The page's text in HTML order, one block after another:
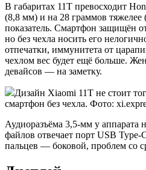
В габаритах 11T превосходит
(8,8 мм) и на 28 граммов
показатель. Смартфон защищён
но без чехла носить его
отпечатки, иммунитета от
чехлом вес будет ещё больше.
девайсов — на заметку.
Дизайн Xiaomi 11T не стоит
смартфон без чехла. Фото:
Аудиоразъёма 3,5-мм у аппарата
файлов отвечает порт USB Type-
пальцев — боковой, проблем со